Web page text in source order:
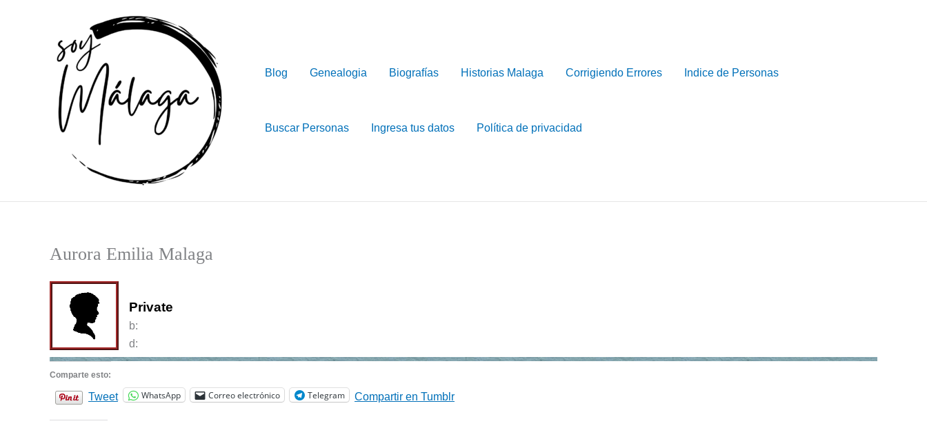
Blog Genealogia Biografías Historias Malaga Corrigiendo Errores Indice de Personas
Buscar Personas Ingresa tus datos Política de privacidad
Aurora Emilia Malaga
Private
b:
d:
Comparte esto:
Tweet WhatsApp Correo electrónico Telegram Compartir en Tumblr